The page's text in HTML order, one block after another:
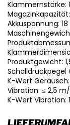
Klammernstärke:
Magazinkapazität:
Akkuspannung: 18
Maschinengewicht
Produktgewicht:
Schalldruckpegel
K-Wert
Vibration: ≤ 2,5 m/
K-Wert Vibration: